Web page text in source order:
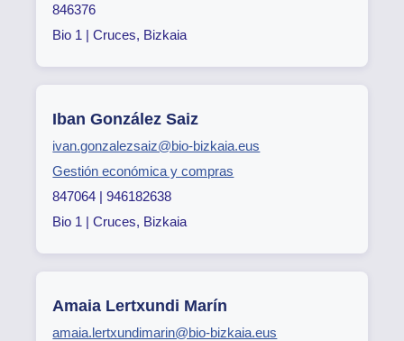
846376
Bio 1 | Cruces, Bizkaia
Iban González Saiz
ivan.gonzalezsaiz@bio-bizkaia.eus
Gestión económica y compras
847064 | 946182638
Bio 1 | Cruces, Bizkaia
Amaia Lertxundi Marín
amaia.lertxundimarin@bio-bizkaia.eus